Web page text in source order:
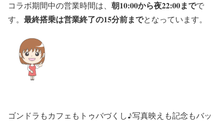
コラボ期間中の営業時間は、 朝10:00から夜22:00までで
す。 最終搭乗は営業終了の15分前までとなっています。
ゴンドラもカフェもトゥバづくし♪写真映えも記念もバッ